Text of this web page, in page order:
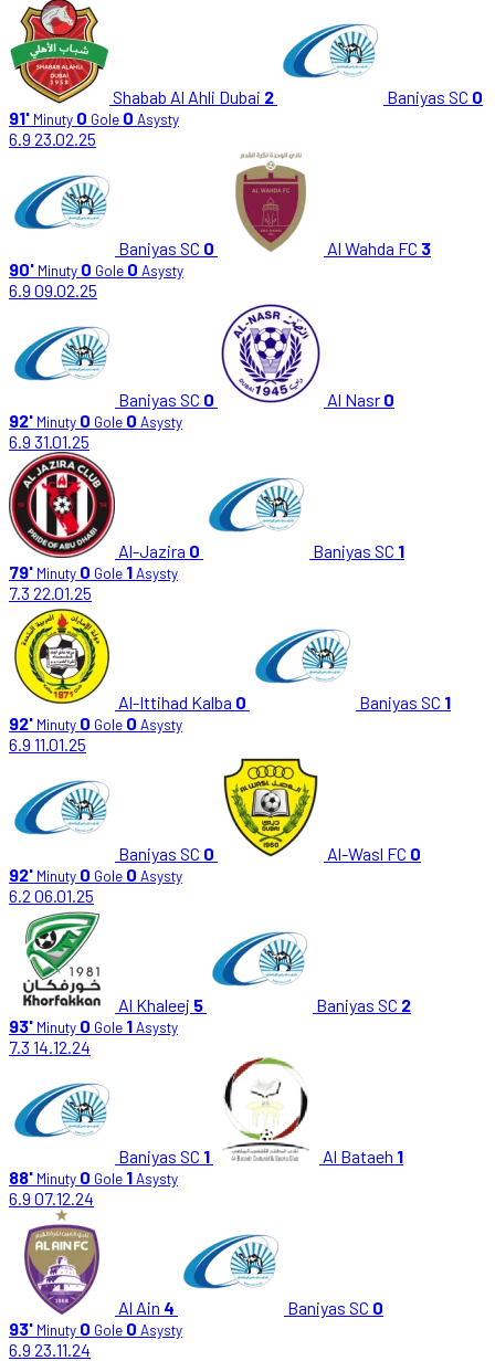
Shabab Al Ahli Dubai 2 Baniyas SC 0
91' Minuty 0 Gole 0 Asysty
6.9 23.02.25
Baniyas SC 0 Al Wahda FC 3
90' Minuty 0 Gole 0 Asysty
6.9 09.02.25
Baniyas SC 0 Al Nasr 0
92' Minuty 0 Gole 0 Asysty
6.9 31.01.25
Al-Jazira 0 Baniyas SC 1
79' Minuty 0 Gole 1Asysty
7.3 22.01.25
Al-Ittihad Kalba 0 Baniyas SC 1
92' Minuty 0 Gole 0 Asysty
6.9 11.01.25
Baniyas SC 0 Al-Wasl FC 0
92' Minuty 0 Gole 0 Asysty
6.2 06.01.25
Al Khaleej 5 Baniyas SC 2
93' Minuty 0 Gole 1Asysty
7.3 14.12.24
Baniyas SC 1 Al Bataeh 1
88' Minuty 0 Gole 1Asysty
6.9 07.12.24
Al Ain 4 Baniyas SC 0
93' Minuty 0 Gole 0 Asysty
6.9 23.11.24